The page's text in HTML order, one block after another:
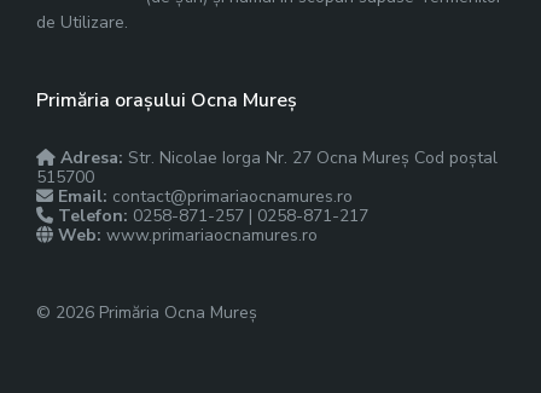
de Utilizare.
Primăria orașului Ocna Mureș
Adresa: Str. Nicolae Iorga Nr. 27 Ocna Mureș Cod poștal
515700
Email: contact@primariaocnamures.ro
Telefon: 0258-871-257 | 0258-871-217
Web: www.primariaocnamures.ro
© 2026 Primăria Ocna Mureș